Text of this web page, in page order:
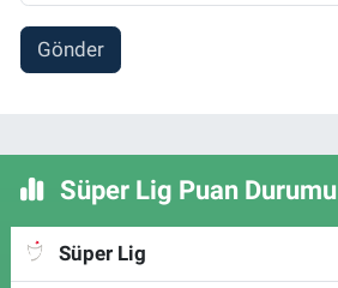
Gönder
Süper Lig Puan Durumu
Süper Lig